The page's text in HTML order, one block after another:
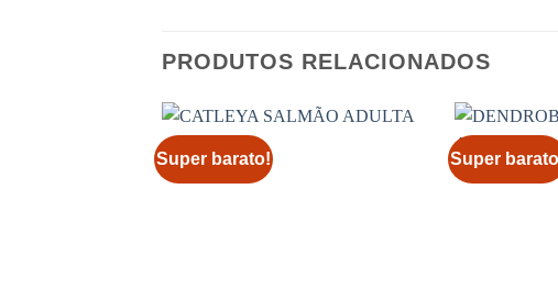
PRODUTOS RELACIONADOS
Super barato! Super